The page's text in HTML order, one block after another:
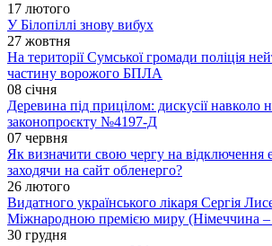
17 лютого
У Білопіллі знову вибух
27 жовтня
На території Сумської громади поліція
частину ворожого БПЛА
08 січня
Деревина під прицілом: дискусії навколо
законопроєкту №4197-Д
07 червня
Як визначити свою чергу на відключення
заходячи на сайт обленерго?
26 лютого
Видатного українського лікаря Сергія
Міжнародною премією миру
30 грудня